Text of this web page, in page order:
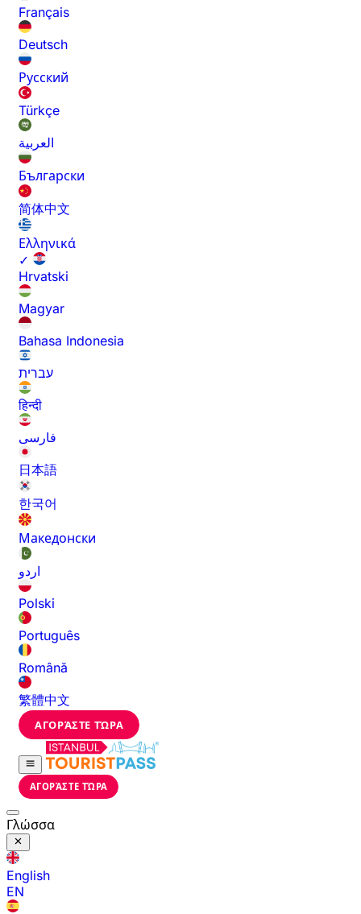
Français
Deutsch
Русский
Türkçe
العربية
Български
简体中文
Ελληνικά
✓
Hrvatski
Magyar
Bahasa Indonesia
עברית
हिन्दी
فارسی
日本語
한국어
Македонски
اردو
Polski
Português
Română
繁體中文
ΑΓΟΡΆΣΤΕ ΤΏΡΑ
ΑΓΟΡΆΣΤΕ ΤΏΡΑ
Γλώσσα
English
EN